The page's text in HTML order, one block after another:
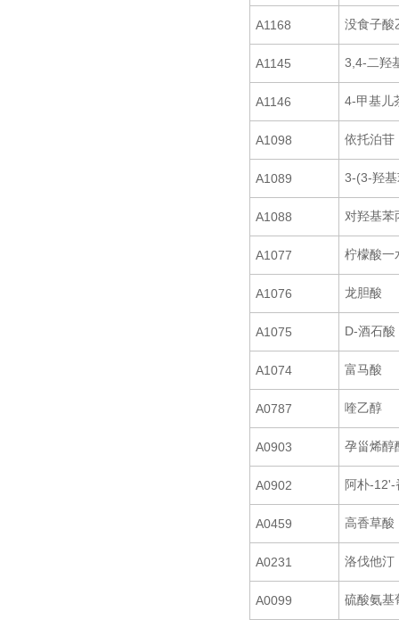
A1168 没食子酸
A1145 3,4-二羟
A1146 4-甲基儿
A1098 依托泊苷
A1089 3-(3-羟
A1088 对羟基苯
A1077 柠檬酸一
A1076 龙胆酸
A1075 D-酒石酸
A1074 富马酸
A0787 喹乙醇
A0903 孕甾烯醇
A0902 阿朴-12'-
A0459 高香草酸
A0231 洛伐他汀
A0099 硫酸氨基